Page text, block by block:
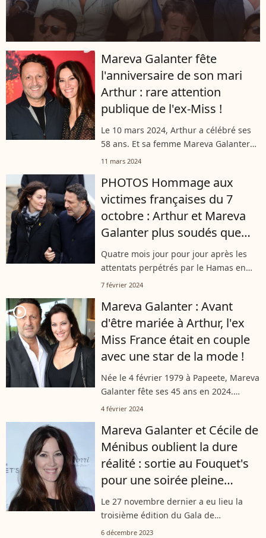
Mareva Galanter fête
l'anniversaire de son mari
Arthur : rare attention
publique de l'ex-Miss !
Le 10 mars 2024, Arthur a célébré ses
58 ans. Et sa femme Mareva Galanter
n'a évidemment pas manqué de lui
dédié un post comme elle le fait
rarement.
11 mars 2024
PHOTOS Hommage aux
victimes françaises du 7
octobre : Arthur et Mareva
Galanter plus soudés que
jamais
Quatre mois jour pour jour après les
attentats perpétrés par le Hamas en
Israël, une cérémonie en hommage aux
cour d'honneur de l'Hôtel national...
7 février 2024
player2
Mareva Galanter : Avant
d'être mariée à Arthur, l'ex
Miss France était en couple
avec une star de la mode !
Née le 4 février 1979 à Papeete, Mareva
Galanter fête ses 45 ans en 2024.
Amoureuse d'Arthur depuis 2012, la
pour un célèbre créateur de mode
bien...
4 février 2024
Mareva Galanter et Cécile de
Ménibus oublient la dure
réalité : sortie au Fouquet's
pour une soirée pleine
d'espoir
Le 27 novembre dernier a eu lieu la
troisième édition du Gala de
l'association Solidhair au profit de
6 décembre 2023